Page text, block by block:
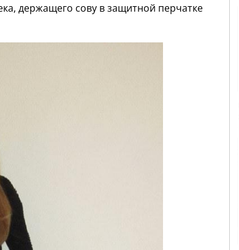
держащего сову в защитной перчатке